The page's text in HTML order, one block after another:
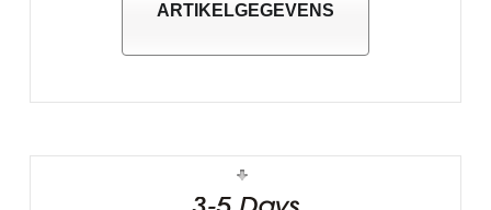
ARTIKELGEGEVENS